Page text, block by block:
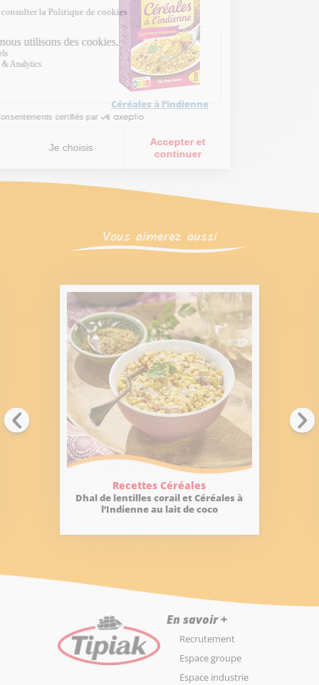
Céréales à l’indienne
Vous aimerez aussi
Recettes Céréales
Dhal de lentilles corail et Céréales à
l’Indienne au lait de coco
En savoir +
Recrutement
Espace groupe
Espace industrie